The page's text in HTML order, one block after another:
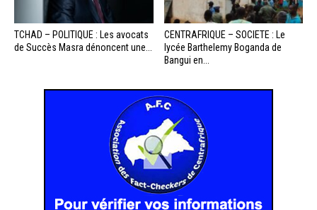
TCHAD – POLITIQUE : Les avocats
de Succès Masra dénoncent une...
CENTRAFRIQUE – SOCIETE : Le
lycée Barthelemy Boganda de
Bangui en...